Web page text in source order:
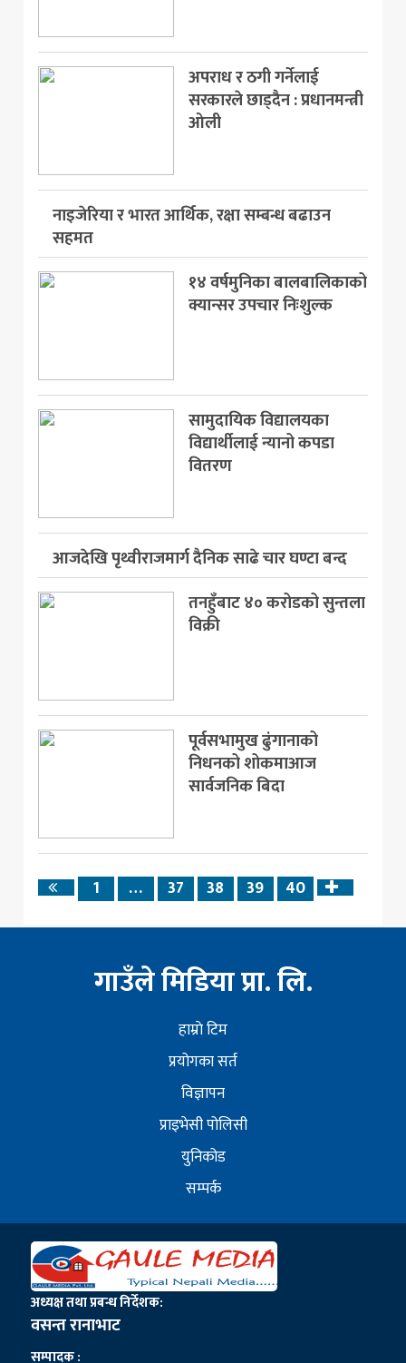
अपराध र ठगी गर्नेलाई
सरकारले छाड्दैन : प्रधानमन्त्री
ओली
नाइजेरिया र भारत आर्थिक, रक्षा सम्बन्ध बढाउन
सहमत
१४ वर्षमुनिका बालबालिकाको
क्यान्सर उपचार निःशुल्क
सामुदायिक विद्यालयका
विद्यार्थीलाई न्यानो कपडा
वितरण
आजदेखि पृथ्वीराजमार्ग दैनिक साढे चार घण्टा बन्द
तनहुँबाट ४० करोडको सुन्तला
विक्री
पूर्वसभामुख ढुंगानाको
निधनको शोकमाआज
सार्वजनिक बिदा
Previous
1 … 37 38 39 40
Next
गाउँले मिडिया प्रा. लि.
हाम्राे टिम
प्रयोगका सर्त
विज्ञापन
प्राइभेसी पोलिसी
युनिकोड
सम्पर्क
अध्यक्ष तथा प्रबन्ध निर्देशक:
वसन्त रानाभाट
सम्पादक :